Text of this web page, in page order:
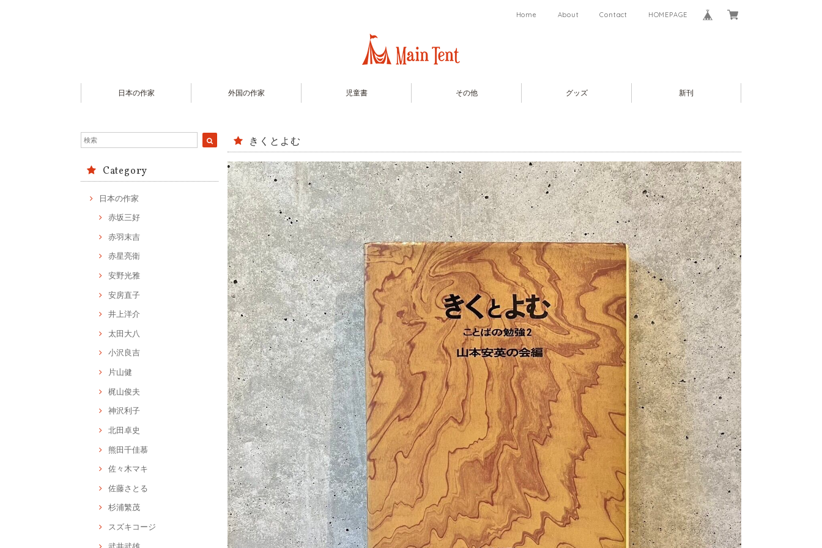
Home About Contact HOMEPAGE
日本の作家 外国の作家 児童書 その他 グッズ 新刊
Category
日本の作家
赤坂三好
赤羽末吉
赤星亮衛
安野光雅
安房直子
井上洋介
太田大八
小沢良吉
片山健
梶山俊夫
神沢利子
北田卓史
熊田千佳慕
佐々木マキ
佐藤さとる
杉浦繁茂
スズキコージ
武井武雄
きくとよむ